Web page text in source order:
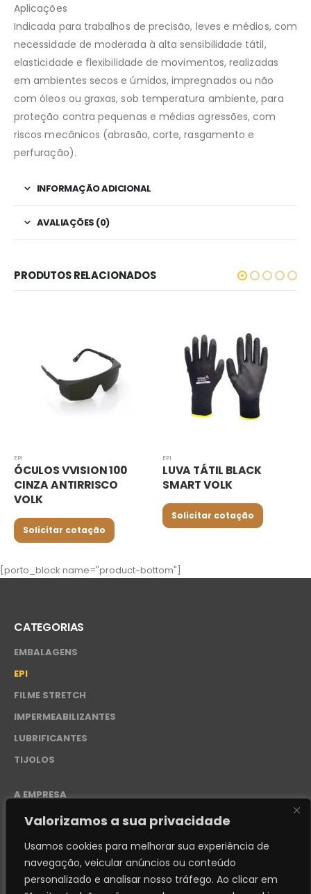
Valorizamos a sua privacidade
Usamos cookies para melhorar sua experiência de
navegação, veicular anúncios ou conteúdo
personalizado e analisar nosso tráfego. Ao clicar em
Aplicações
Indicada para trabalhos de precisão, leves e médios, com
necessidade de moderada à alta sensibilidade tátil,
elasticidade e flexibilidade de movimentos, realizadas
em ambientes secos e úmidos, impregnados ou não
com óleos ou graxas, sob temperatura ambiente, para
proteção contra pequenas e médias agressões, com
riscos mecânicos (abrasão, corte, rasgamento e
perfuração).
INFORMAÇÃO ADICIONAL
AVALIAÇÕES (0)
PRODUTOS RELACIONADOS
EPI
LUVA TÁTIL BLACK
SMART VOLK
Solicitar cotação
EPI
LUVA NITRÍLICA
DESCARTÁVEL SENSI
Solicitar cotação
[porto_block name="product-bottom"]
CATEGORIAS
EMBALAGENS
EPI
FILME STRETCH
IMPERMEABILIZANTES
LUBRIFICANTES
TIJOLOS
A EMPRESA
POLÍTICA DE PRIVACIDADE – LGPD